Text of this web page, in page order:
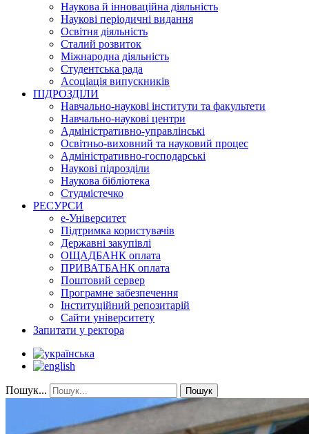
Наукова й інноваційна діяльність
Наукові періодичні видання
Освітня діяльність
Сталий розвиток
Міжнародна діяльність
Студентська рада
Асоціація випускників
ПІДРОЗДІЛИ
Навчально-наукові інститути та факультети
Навчально-наукові центри
Адміністративно-управлінські
Освітньо-виховний та науковий процес
Адміністративно-господарські
Наукові підрозділи
Наукова бібліотека
Студмістечко
РЕСУРСИ
е-Університет
Підтримка користувачів
Державні закупівлі
ОЩАДБАНК оплата
ПРИВАТБАНК оплата
Поштовий сервер
Програмне забезпечення
Інституційний репозитарій
Сайти університету
Запитати у ректора
Пошук... Пошук